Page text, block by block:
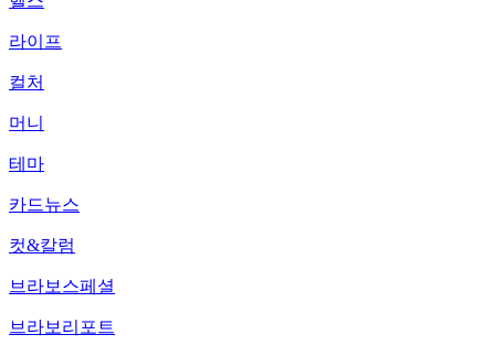
라이프
컬처
머니
테마
카드뉴스
컷&칼럼
브라보스페셜
브라보리포트